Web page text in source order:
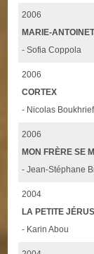
2006
MARIE-
- Sofia Coppola
2006
CORTEX
- Nicolas Boukhrief
2006
MON FRÈRE SE
- Jean-Stéphane
2004
LA PETITE
- Karin Abou